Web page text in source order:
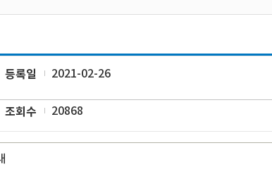
등록일 2021-02-26
조회수 20868